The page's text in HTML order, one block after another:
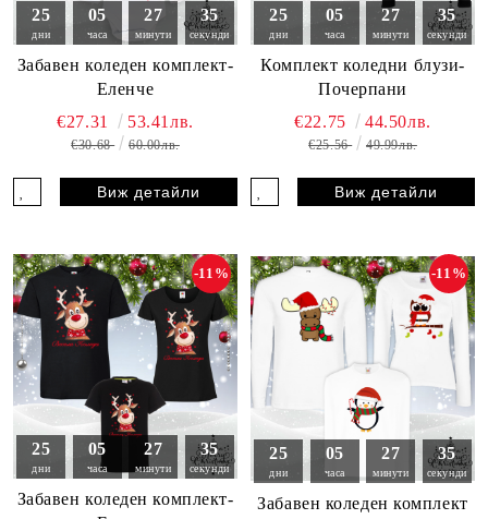
25
дни
05
часа
27
минути
33
секунди
Забавен коледен комплект-
Еленче
€27.31 53.41лв.
€30.68 60.00лв.
Виж детайли
25
дни
05
часа
27
минути
33
секунди
Комплект коледни блузи-
Почерпани
€22.75 44.50лв.
€25.56 49.99лв.
Виж детайли
25
дни
05
часа
27
минути
33
секунди
Забавен коледен комплект-
-11%
25
дни
05
часа
27
минути
33
секунди
Забавен коледен комплект
-11%